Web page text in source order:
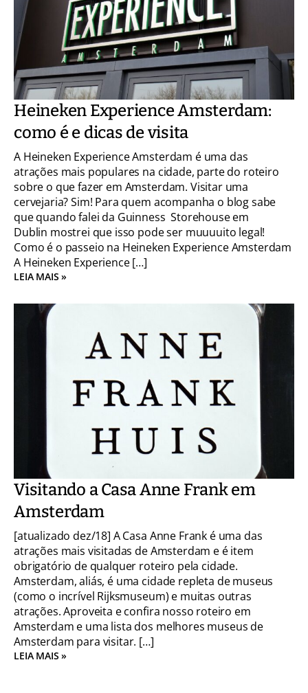
Heineken Experience Amsterdam:
como é e dicas de visita
A Heineken Experience Amsterdam é uma das
atrações mais populares na cidade, parte do roteiro
sobre o que fazer em Amsterdam. Visitar uma
cervejaria? Sim! Para quem acompanha o blog sabe
que quando falei da Guinness Storehouse em
Dublin mostrei que isso pode ser muuuuito legal!
Como é o passeio na Heineken Experience Amsterdam
A Heineken Experience […]
LEIA MAIS »
Visitando a Casa Anne Frank em
Amsterdam
[atualizado dez/18] A Casa Anne Frank é uma das
atrações mais visitadas de Amsterdam e é item
obrigatório de qualquer roteiro pela cidade.
Amsterdam, aliás, é uma cidade repleta de museus
(como o incrível Rijksmuseum) e muitas outras
atrações. Aproveita e confira nosso roteiro em
Amsterdam e uma lista dos melhores museus de
Amsterdam para visitar. […]
LEIA MAIS »